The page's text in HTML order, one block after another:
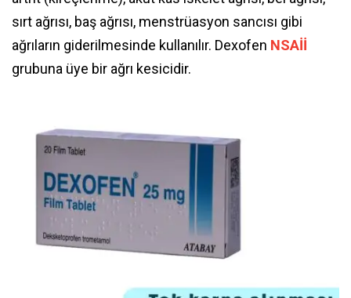
sırt ağrısı, baş ağrısı, menstrüasyon sancısı gibi
ağrıların giderilmesinde kullanılır. Dexofen NSAİİ
grubuna üye bir ağrı kesicidir.